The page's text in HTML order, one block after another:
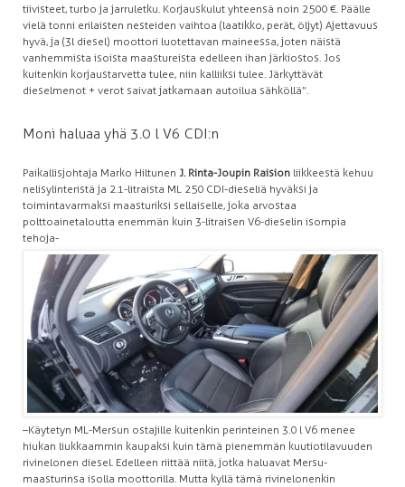
tiivisteet, turbo ja jarruletku. Korjauskulut yhteensä noin 2500 €. Päälle
vielä tonni erilaisten nesteiden vaihtoa (laatikko, perät, öljyt) Ajettavuus
hyvä, ja (3l diesel) moottori luotettavan maineessa, joten näistä
vanhemmista isoista maastureista edelleen ihan järkiostos. Jos
kuitenkin korjaustarvetta tulee, niin kalliiksi tulee. Järkyttävät
dieselmenot + verot saivat jatkamaan autoilua sähköllä”.
Moni haluaa yhä 3.0 l V6 CDI:n
Paikallisjohtaja Marko Hiltunen J. Rinta-Joupin Raision liikkeestä kehuu
nelisylinteristä ja 2.1-litraista ML 250 CDI-dieseliä hyväksi ja
toimintavarmaksi maasturiksi sellaiselle, joka arvostaa
polttoainetaloutta enemmän kuin 3-litraisen V6-dieselin isompia
tehoja-
–Käytetyn ML-Mersun ostajille kuitenkin perinteinen 3.0 l V6 menee
hiukan liukkaammin kaupaksi kuin tämä pienemmän kuutiotilavuuden
rivinelonen diesel. Edelleen riittää niitä, jotka haluavat Mersu-
maasturinsa isolla moottorilla. Mutta kyllä tämä rivinelonenkin